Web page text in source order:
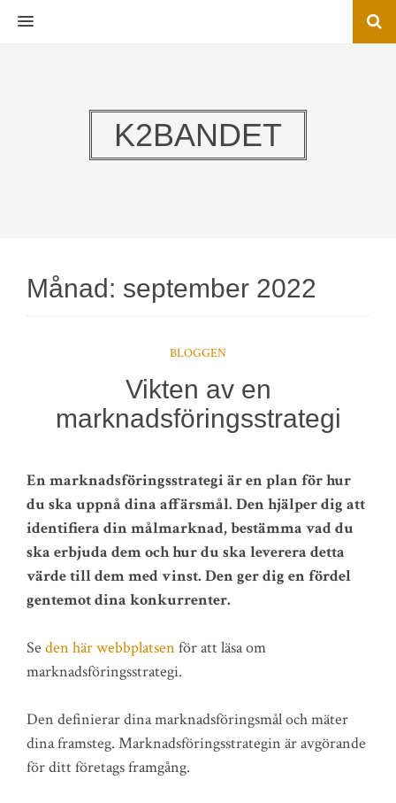
MENU
K2BANDET
Månad: september 2022
BLOGGEN
Vikten av en
marknadsföringsstrategi
En marknadsföringsstrategi är en plan för hur
du ska uppnå dina affärsmål. Den hjälper dig att
identifiera din målmarknad, bestämma vad du
ska erbjuda dem och hur du ska leverera detta
värde till dem med vinst. Den ger dig en fördel
gentemot dina konkurrenter.
Se den här webbplatsen för att läsa om
marknadsföringsstrategi.
Den definierar dina marknadsföringsmål och mäter
dina framsteg. Marknadsföringsstrategin är avgörande
för ditt företags framgång.